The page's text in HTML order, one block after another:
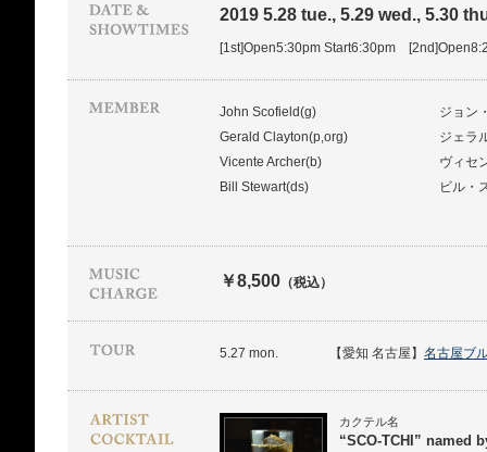
2019 5.28 tue., 5.29 wed., 5.30
[1st]Open5:30pm Start6:30pm
John Scofield(g)
ジョン
Gerald Clayton(p,org)
ジェラ
Vicente Archer(b)
ヴィセ
Bill Stewart(ds)
ビル・
￥8,500 （税込）
5.27 mon. 【愛知 名古屋】 名古屋ブ
カクテル名
“SCO-TCHI” named